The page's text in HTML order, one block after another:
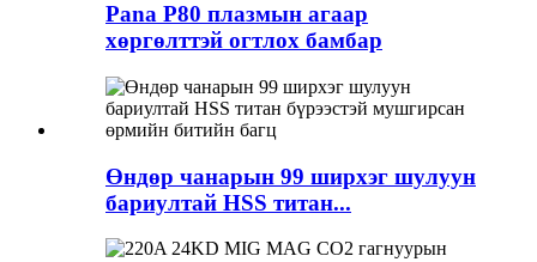
Pana P80 плазмын агаар
хөргөлттэй огтлох бамбар
Өндөр чанарын 99 ширхэг шулуун
бариултай HSS титан...